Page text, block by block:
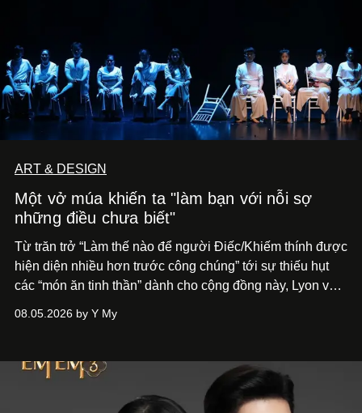
ART & DESIGN
Một vở múa khiến ta "làm bạn với nỗi sợ
những điều chưa biết"
Từ trăn trở “Làm thế nào để người Điếc/Khiếm thính được
hiện diện nhiều hơn trước công chúng” tới sự thiếu hụt
các “món ăn tinh thần” dành cho cộng đồng này, Lyon và
phẩm múa đương đại thành hiện thực, mang tên Lắng
08.05.2026 by Y My